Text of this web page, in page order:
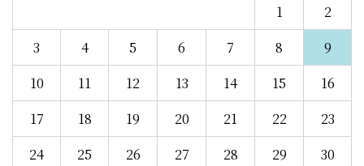
1
2
3
4 5 6 7 8
9
10
11 12 13 14 15
16
17
18 19 20 21 22
23
24
25 26 27 28 29
30